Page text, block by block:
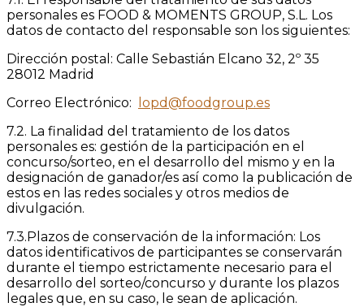
personales es FOOD & MOMENTS GROUP, S.L. Los
datos de contacto del responsable son los siguientes:
Dirección postal: Calle Sebastián Elcano 32, 2º 35
28012 Madrid
Correo Electrónico:
lopd@foodgroup.es
7.2. La finalidad del tratamiento de los datos
personales es: gestión de la participación en el
concurso/sorteo, en el desarrollo del mismo y en la
designación de ganador/es así como la publicación de
estos en las redes sociales y otros medios de
divulgación.
7.3.Plazos de conservación de la información: Los
datos identificativos de participantes se conservarán
durante el tiempo estrictamente necesario para el
desarrollo del sorteo/concurso y durante los plazos
legales que, en su caso, le sean de aplicación.